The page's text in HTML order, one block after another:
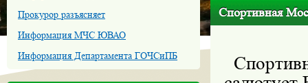
Прокурор разъясняет
Информация МЧС ЮВАО
Информация Департамента ГОЧСиПБ
Спортивная